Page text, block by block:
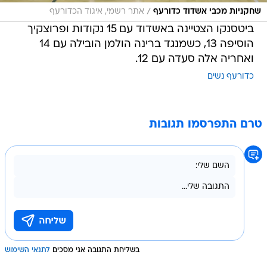
שחקניות מכבי אשדוד כדורעף / אתר רשמי, איגוד הכדורעף
ביטסנקו הצטיינה באשדוד עם 15 נקודות ופרוצקיך
הוסיפה 13, כשמנגד ברינה הולמן הובילה עם 14
ואחריה אלה סעדה עם 12.
כדורעף נשים
טרם התפרסמו תגובות
בשליחת התגובה אני מסכים לתנאי השימוש